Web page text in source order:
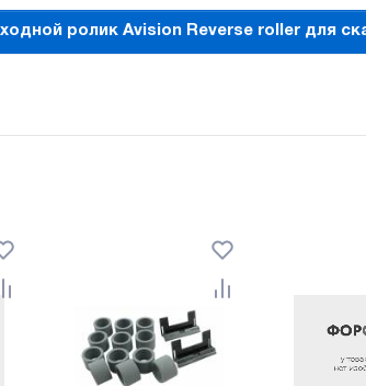
ролик Avision Reverse roller для